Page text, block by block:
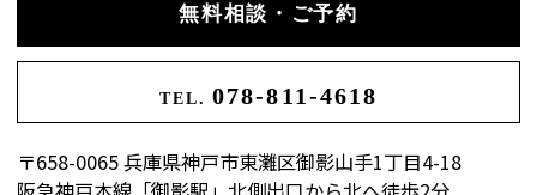
TEL. 078-811-4618
無料相談・ご予約
〒658-0065 兵庫県神戸市東灘区御影山手1丁目4-18